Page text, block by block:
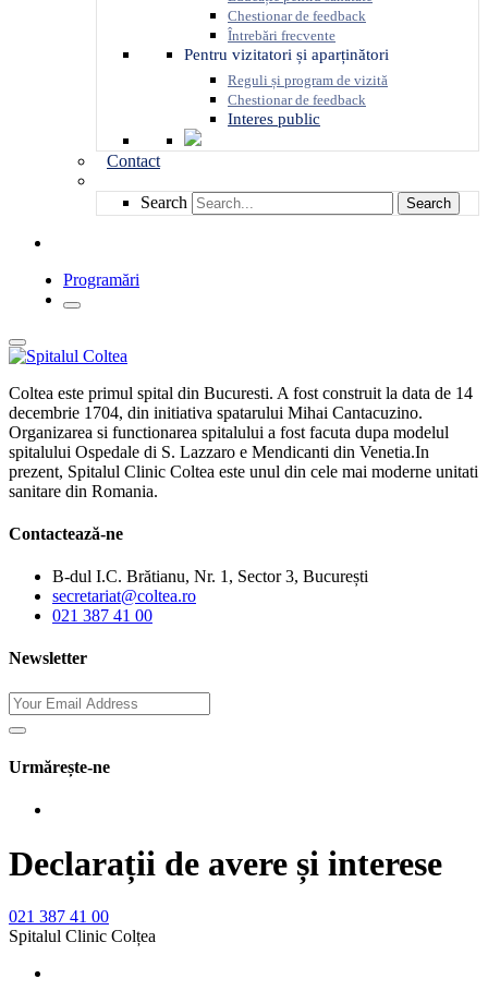
Chestionar de feedback
Întrebări frecvente
Pentru vizitatori și aparținători
Reguli și program de vizită
Chestionar de feedback
Interes public
Contact
Search Search
Programări
Coltea este primul spital din Bucuresti. A fost construit la data de 14
decembrie 1704, din initiativa spatarului Mihai Cantacuzino.
Organizarea si functionarea spitalului a fost facuta dupa modelul
spitalului Ospedale di S. Lazzaro e Mendicanti din Venetia.In
prezent, Spitalul Clinic Coltea este unul din cele mai moderne unitati
sanitare din Romania.
Contactează-ne
B-dul I.C. Brătianu, Nr. 1, Sector 3, București
secretariat@coltea.ro
021 387 41 00
Newsletter
Urmărește-ne
Declarații de avere și interese
021 387 41 00
Spitalul Clinic Colțea